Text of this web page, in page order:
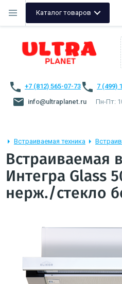
Каталог товаров
+7 (812) 565-07-73
7 (499)
info@ultraplanet.ru
Пн-Пт:
Встраиваемая техника
Встраиваемая
Интегра Glass
нерж./стекло